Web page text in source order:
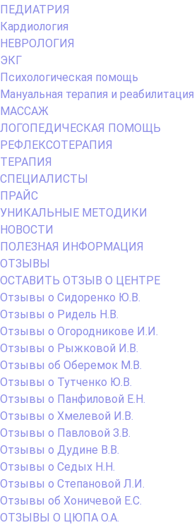
Menu
ПЕДИАТРИЯ
Кардиология
НЕВРОЛОГИЯ
ЭКГ
Психологическая помощь
Мануальная терапия и реабилитация
МАССАЖ
ЛОГОПЕДИЧЕСКАЯ ПОМОЩЬ
РЕФЛЕКСОТЕРАПИЯ
ТЕРАПИЯ
СПЕЦИАЛИСТЫ
ПРАЙС
УНИКАЛЬНЫЕ МЕТОДИКИ
НОВОСТИ
ПОЛЕЗНАЯ ИНФОРМАЦИЯ
ОТЗЫВЫ
ОСТАВИТЬ ОТЗЫВ О ЦЕНТРЕ
Отзывы о Сидоренко Ю.В.
Отзывы о Ридель Н.В.
Отзывы о Огородникове И.И.
Отзывы о Рыжковой И.В.
Отзывы об Оберемок М.В.
Отзывы о Тутченко Ю.В.
Отзывы о Панфиловой Е.Н.
Отзывы о Хмелевой И.В.
Отзывы о Павловой З.В.
Отзывы о Дудине В.В.
Отзывы о Седых Н.Н.
Отзывы о Степановой Л.И.
Отзывы об Хоничевой Е.С.
ОТЗЫВЫ О ЦЮПА О.А.